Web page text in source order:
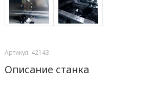
Артикул: 42143
Описание станка